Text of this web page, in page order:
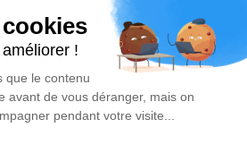
vos pensées à travers des
Cet endroit est un lieu
honorer la mémoire d’Hervé
d’arbre hommage est